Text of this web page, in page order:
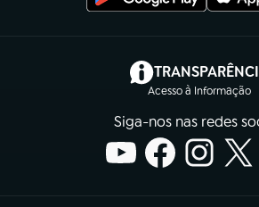
Acesso à Informação
(abre
Siga-nos nas redes